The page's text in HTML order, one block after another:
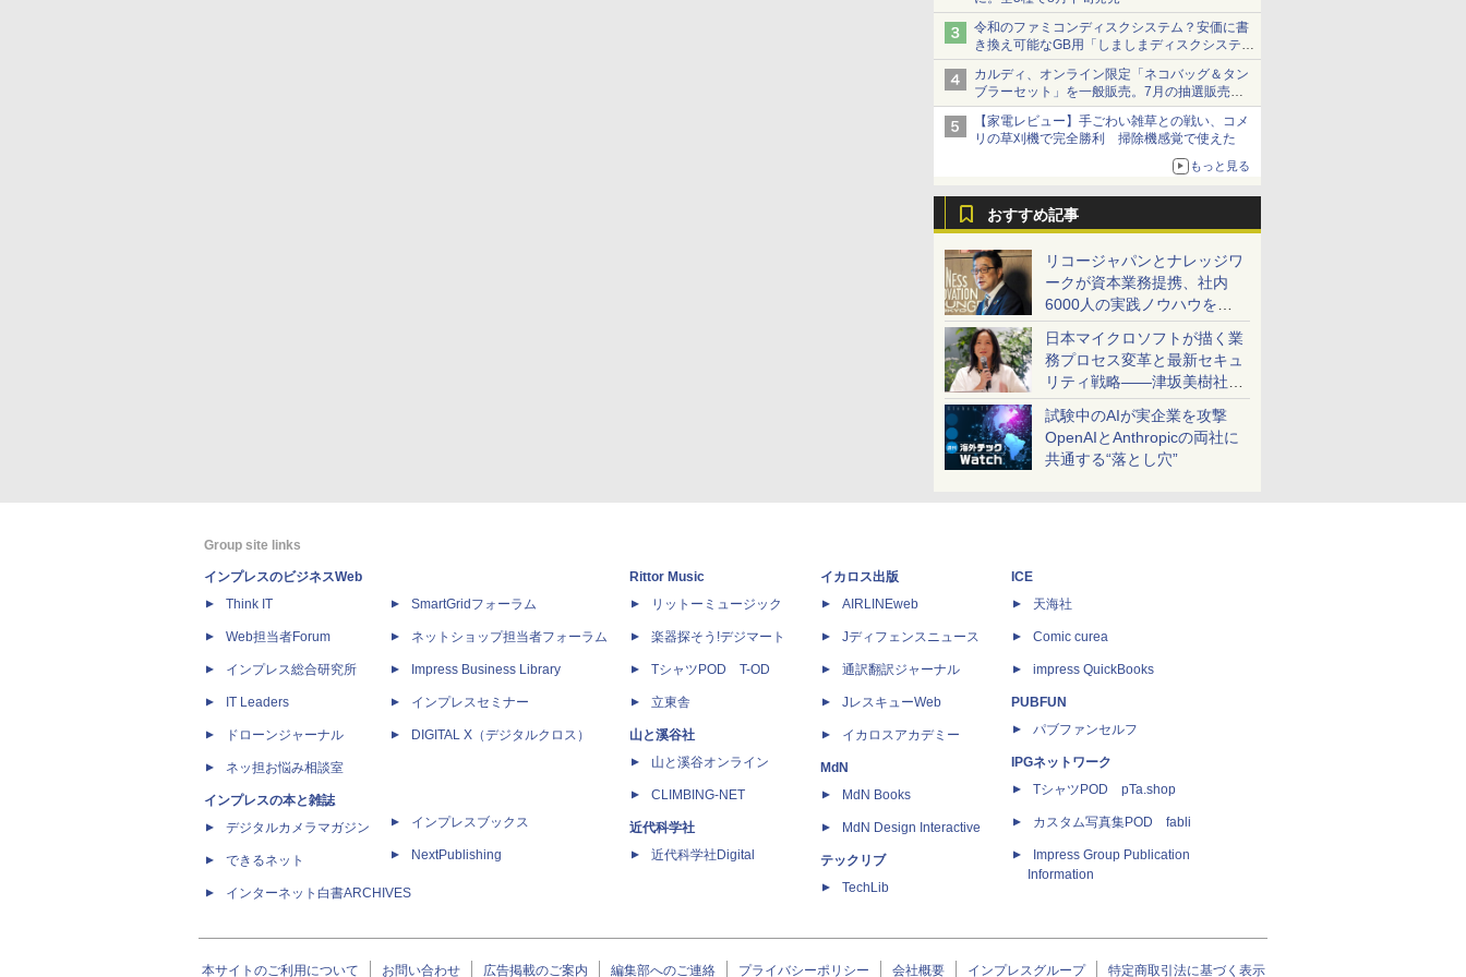
令和のファミコンディスクシステム？安価に書
き換え可能なGB用「しましまディスクシステ
ム」
カルディ、オンライン限定「ネコバッグ＆タン
ブラーセット」を一般販売。7月の抽選販売の
当選無効分
【家電レビュー】手ごわい雑草との戦い、コメ
リの草刈機で完全勝利 掃除機感覚で使えた
もっと見る
おすすめ記事
リコージャパンとナレッジワ
ークが資本業務提携、社内
6000人の実践ノウハウを生
かした「AI商談記録 for
RICOH」を展開へ
日本マイクロソフトが描く業
務プロセス変革と最新セキュ
リティ戦略――津坂美樹社長
が2027年度戦略を説明
試験中のAIが実企業を攻撃
OpenAIとAnthropicの両社に
共通する“落とし穴”
Group site links
インプレスのビジネスWeb
Think IT
Web担当者Forum
インプレス総合研究所
IT Leaders
ドローンジャーナル
ネッ担お悩み相談室
インプレスの本と雑誌
デジタルカメラマガジン
できるネット
インターネット白書ARCHIVES
SmartGridフォーラム
ネットショップ担当者フォーラム
Impress Business Library
インプレスセミナー
DIGITAL X（デジタルクロス）
インプレスブックス
NextPublishing
Rittor Music
リットーミュージック
楽器探そう!デジマート
TシャツPOD T-OD
立東舎
山と溪谷社
山と溪谷オンライン
CLIMBING-NET
近代科学社
近代科学社Digital
イカロス出版
AIRLINEweb
Jディフェンスニュース
通訳翻訳ジャーナル
JレスキューWeb
イカロスアカデミー
MdN
MdN Books
MdN Design Interactive
テックリブ
TechLib
ICE
天海社
Comic curea
impress QuickBooks
PUBFUN
パブファンセルフ
IPGネットワーク
TシャツPOD pTa.shop
カスタム写真集POD fabli
Impress Group Publication
Information
本サイトのご利用について お問い合わせ 広告掲載のご案内 編集部へのご連絡 プライバシーポリシー 会社概要 インプレスグループ 特定商取引法に基づく表示